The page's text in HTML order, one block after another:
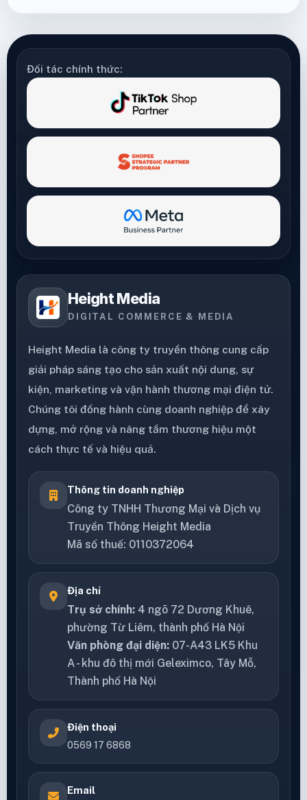
Đối tác chính thức:
Height Media
DIGITAL COMMERCE & MEDIA
Height Media là công ty truyền thông cung cấp
giải pháp sáng tạo cho sản xuất nội dung, sự
kiện, marketing và vận hành thương mại điện tử.
Chúng tôi đồng hành cùng doanh nghiệp để xây
dựng, mở rộng và nâng tầm thương hiệu một
cách thực tế và hiệu quả.
Thông tin doanh nghiệp
Công ty TNHH Thương Mại và Dịch vụ
Truyền Thông Height Media
Mã số thuế: 0110372064
Địa chỉ
Trụ sở chính: 4 ngõ 72 Dương Khuê,
phường Từ Liêm, thành phố Hà Nội
Văn phòng đại diện: 07-A43 LK5 Khu
A - khu đô thị mới Geleximco, Tây Mỗ,
Thành phố Hà Nội
Điện thoại
0569 17 6868
Email